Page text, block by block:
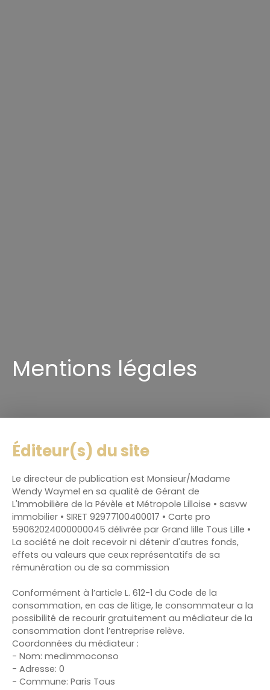
Mentions légales
Éditeur(s) du site
Le directeur de publication est Monsieur/Madame
Wendy Waymel en sa qualité de Gérant de
L'Immobilière de la Pévèle et Métropole Lilloise • sasvw
immobilier • SIRET 92977100400017 • Carte pro
59062024000000045 délivrée par Grand lille Tous Lille •
La société ne doit recevoir ni détenir d'autres fonds,
effets ou valeurs que ceux représentatifs de sa
rémunération ou de sa commission
Conformément à l’article L. 612-1 du Code de la
consommation, en cas de litige, le consommateur a la
possibilité de recourir gratuitement au médiateur de la
consommation dont l’entreprise relève.
Coordonnées du médiateur :
- Nom: medimmoconso
- Adresse: 0
- Commune: Paris Tous